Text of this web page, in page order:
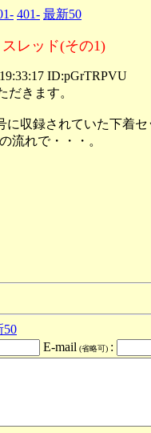
401- 最新50
スレッド(その1)
ID:pGrTRPVU
だきます。
に収録されていた下着
の流れで・・・。
50
E-mail (省略可) :